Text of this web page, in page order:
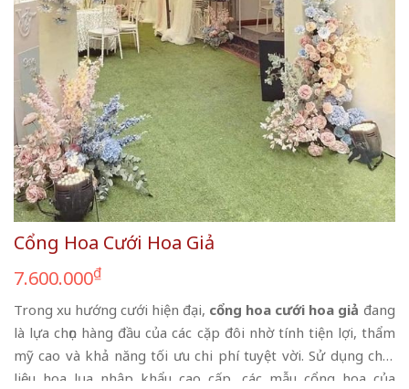
Cổng Hoa Cưới Hoa Giả
7.600.000₫
Trong xu hướng cưới hiện đại, cổng hoa cưới hoa giả đang
là lựa chọn hàng đầu của các cặp đôi nhờ tính tiện lợi, thẩm
mỹ cao và khả năng tối ưu chi phí tuyệt vời. Sử dụng chất
liệu hoa lụa nhập khẩu cao cấp, các mẫu cổng hoa của